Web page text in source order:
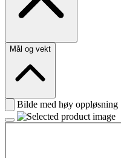
Mål og vekt
Bilde med høy oppløsning